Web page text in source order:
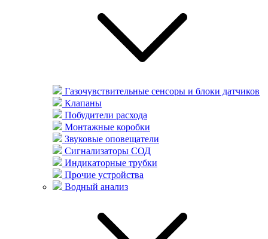
Газочувствительные сенсоры и блоки датчиков
Клапаны
Побудители расхода
Монтажные коробки
Звуковые оповещатели
Сигнализаторы СОД
Индикаторные трубки
Прочие устройства
Водный анализ